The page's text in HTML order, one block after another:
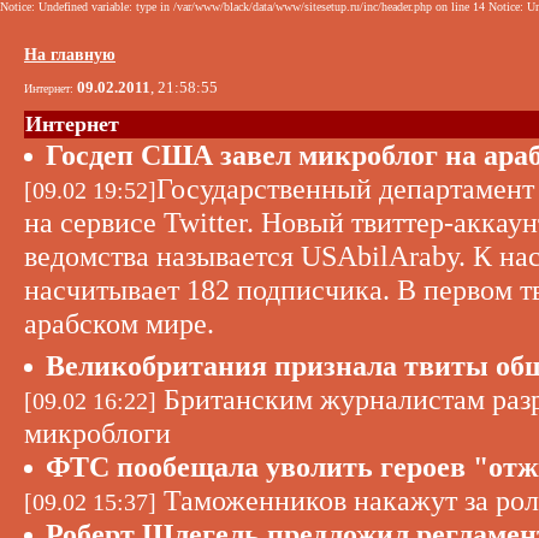
Notice: Undefined variable: type in /var/www/black/data/www/sitesetup.ru/inc/header.php on line 14 Notice:
На главную
Интернет: 09.02.2011, 21:58:55
Интернет
Госдеп США завел микроблог на
[09.02 19:52]Государственный
на сервисе Twitter. Новый твиттер-
ведомства называется USAbilAraby. К
насчитывает 182 подписчика. В первом
арабском мире.
Великобритания признала твиты
[09.02 16:22] Британским журналистам
микроблоги
ФТС пообещала уволить героев
[09.02 15:37] Таможенников накажут за